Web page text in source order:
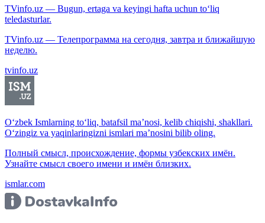
TVinfo.uz — Bugun, ertaga va keyingi hafta uchun to‘liq
teledasturlar.
TVinfo.uz — Телепрограмма на сегодня, завтра и ближайшую
неделю.
tvinfo.uz
O‘zbek Ismlarning to‘liq, batafsil ma’nosi, kelib chiqishi, shakllari.
O‘zingiz va yaqinlaringizni ismlari ma’nosini bilib oling.
Полный смысл, происхождение, формы узбекских имён.
Узнайте смысл своего имени и имён близких.
ismlar.com